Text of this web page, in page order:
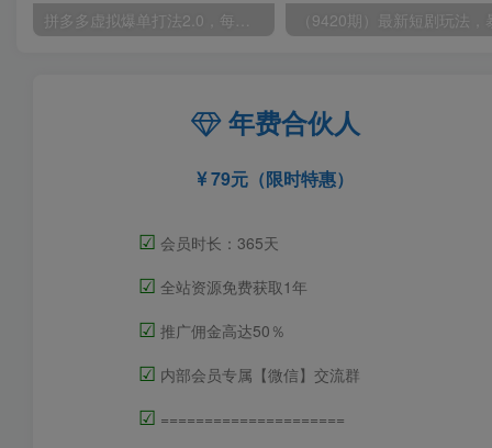
拼多多虚拟爆单打法2.0，每天10分钟，月产5000+，从0到1赚收益教程
年费合伙人
79元（限时特惠）
☑ 会员时长：365天
☑ 全站资源免费获取1年
☑ 推广佣金高达50％
☑ 内部会员专属【微信】交流群
☑ =====================